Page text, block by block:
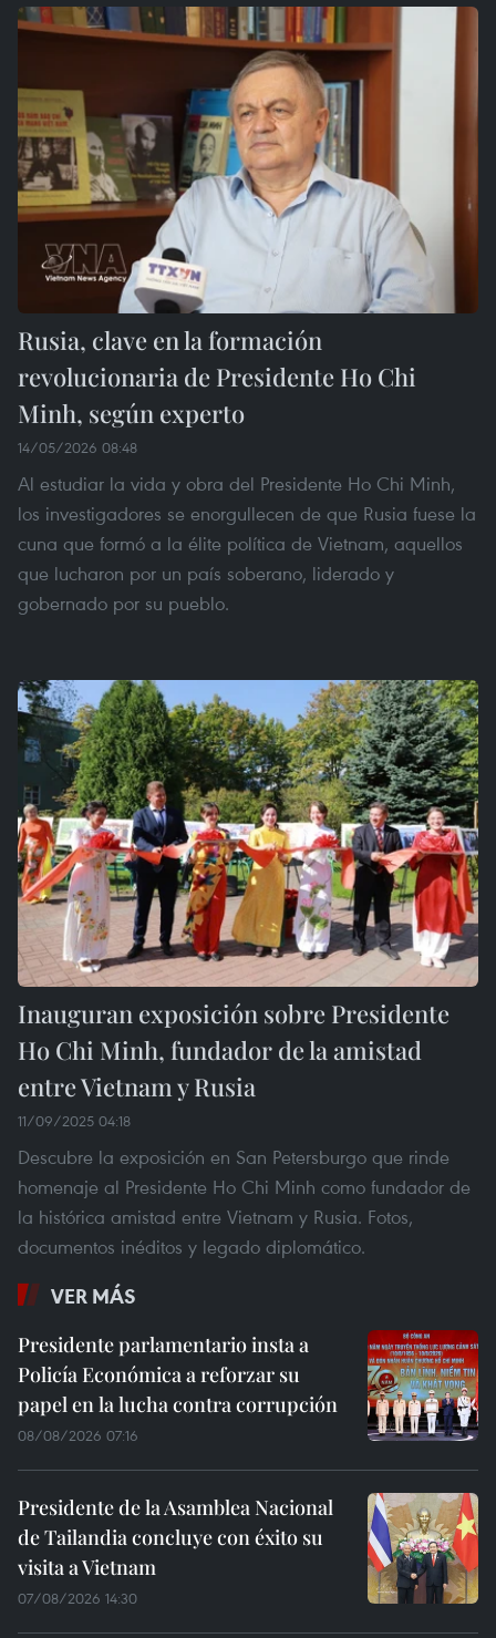
Rusia, clave en la formación
revolucionaria de Presidente Ho Chi
Minh, según experto
14/05/2026 08:48
Al estudiar la vida y obra del Presidente Ho Chi Minh,
los investigadores se enorgullecen de que Rusia fuese la
cuna que formó a la élite política de Vietnam, aquellos
que lucharon por un país soberano, liderado y
gobernado por su pueblo.
Inauguran exposición sobre Presidente
Ho Chi Minh, fundador de la amistad
entre Vietnam y Rusia
11/09/2025 04:18
Descubre la exposición en San Petersburgo que rinde
homenaje al Presidente Ho Chi Minh como fundador de
la histórica amistad entre Vietnam y Rusia. Fotos,
documentos inéditos y legado diplomático.
VER MÁS
Presidente parlamentario insta a
Policía Económica a reforzar su
papel en la lucha contra corrupción
08/08/2026 07:16
Presidente de la Asamblea Nacional
de Tailandia concluye con éxito su
visita a Vietnam
07/08/2026 14:30